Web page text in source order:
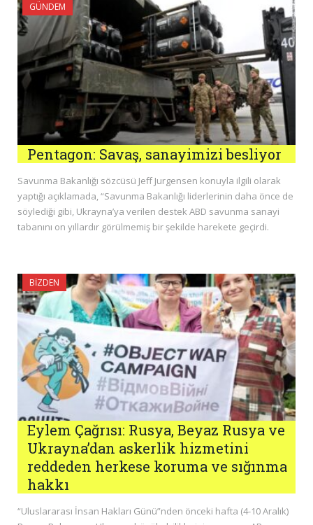
GÜNDEM
Pentagon: Savaş, sanayimizi besliyor
Savunma Bakanlığı sözcüsü Jeff Jurgensen konuyla ilgili olarak
yaptığı açıklamada, “Savunma Bakanlığı liderlerinin daha önce de
söylediği gibi, Ukrayna’ya verilen destek ABD savunma sanayi
tabanını on yıllardır görülmemiş bir şekilde harekete geçirdi.
BIZDEN
Eylem Çağrısı: Rusya, Beyaz Rusya ve
Ukrayna’dan askerlik hizmetini
reddeden herkese koruma ve sığınma
hakkı
“Uluslararası İnsan Hakları Günü”nden önceki hafta (4-10 Aralık)